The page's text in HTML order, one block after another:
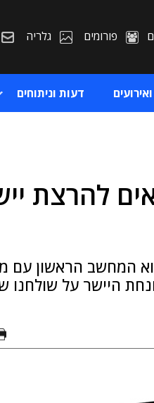
פורומים גלריה
דעות וניתוחים
היישר על שולחנו